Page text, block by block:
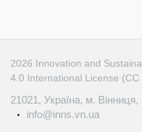
2026 Innovation and
4.0 International License (CC
21021, Україна, м.
info@inns.vn.ua